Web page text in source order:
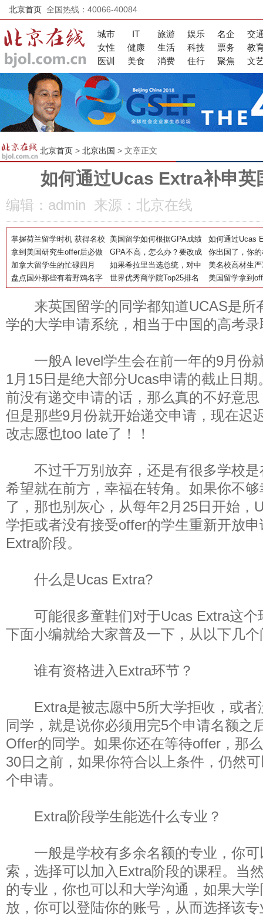
北京首页 全国热线：40066-40084
城市 IT 旅游 娱乐 名企
交
女性
健康 生活 科技 票务
教
医训
美食 消费 住行 聚焦 文
北京首页> 北京出国 > 文章正文
如何通过Ucas Extra补申英
编辑：admin 来源：北京在线
掌握荷兰留学时机 获得名校
录取
美国留学如何根据GPA成绩
择校?
如何通过Ucas
国大学全解析
拿到美国研究生offer后必做
的五件事~~
GPA不高，怎么办？要改成
绩吗？
你出国了，你
办？
加拿大留学生的忙碌四月
如果希拉里当选总统，对中
国留学生有怎样影响？
美名校高材生
品，校园毒品
盘点国外那些有着野鸡名字
的王牌大学
世界优秀商学院Top25排名
美国留学拿到
费怎么交
来英国留学的同学都知道UCAS是所
学的大学申请系统，相当于中国的高考
一般A level学生会在前一年的9月份
1月15日是绝大部分Ucas申请的截止日
前没有递交申请的话，那么真的不好意
但是那些9月份就开始递交申请，现在迟
改志愿也too late了！！
不过千万别放弃，还是有很多学校是
希望就在前方，幸福在转角。如果你不
了，那也别灰心，从每年2月25日开始，
学拒或者没有接受offer的学生重新开放
Extra阶段。
什么是Ucas Extra?
可能很多童鞋们对于Ucas Extra这个
下面小编就给大家普及一下，从以下几
谁有资格进入Extra环节？
Extra是被志愿中5所大学拒收，或者
同学，就是说你必须用完5个申请名额之
Offer的同学。如果你还在等待offer，那
30日之前，如果你符合以上条件，仍然
个申请。
Extra阶段学生能选什么专业？
一般是学校有多余名额的专业，你可
索，选择可以加入Extra阶段的课程。当
的专业，你也可以和大学沟通，如果大
放，你可以登陆你的账号，从而选择该专